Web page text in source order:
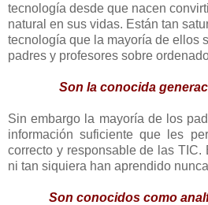
tecnología desde que nacen
natural en sus vidas. Están tan
tecnología que la mayoría de ellos
padres y profesores sobre
Son la conocida
Sin embargo la mayoría de los
información suficiente que les
correcto y responsable de las
ni tan siquiera han aprendido
Son conocidos como